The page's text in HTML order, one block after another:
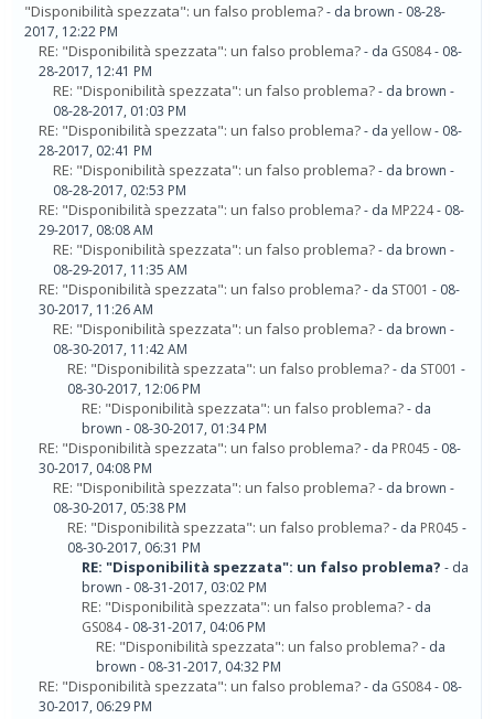
"Disponibilità spezzata": un falso problema?- da brown - 08-28-
2017, 12:22 PM
RE: "Disponibilità spezzata": un falso problema?- da GS084- 08-
28-2017, 12:41 PM
RE: "Disponibilità spezzata": un falso problema?- da brown -
08-28-2017, 01:03 PM
RE: "Disponibilità spezzata": un falso problema?- da yellow- 08-
28-2017, 02:41 PM
RE: "Disponibilità spezzata": un falso problema?- da brown -
08-28-2017, 02:53 PM
RE: "Disponibilità spezzata": un falso problema?- da MP224- 08-
29-2017, 08:08 AM
RE: "Disponibilità spezzata": un falso problema?- da brown -
08-29-2017, 11:35 AM
RE: "Disponibilità spezzata": un falso problema?- da ST001 - 08-
30-2017, 11:26 AM
RE: "Disponibilità spezzata": un falso problema?- da brown -
08-30-2017, 11:42 AM
RE: "Disponibilità spezzata": un falso problema?- da ST001 -
08-30-2017, 12:06 PM
RE: "Disponibilità spezzata": un falso problema?- da
brown - 08-30-2017, 01:34 PM
RE: "Disponibilità spezzata": un falso problema?- da PR045 - 08-
30-2017, 04:08 PM
RE: "Disponibilità spezzata": un falso problema?- da brown -
08-30-2017, 05:38 PM
RE: "Disponibilità spezzata": un falso problema?- da PR045 -
08-30-2017, 06:31 PM
RE: "Disponibilità spezzata": un falso problema? - da
brown - 08-31-2017, 03:02 PM
RE: "Disponibilità spezzata": un falso problema?- da
GS084- 08-31-2017, 04:06 PM
RE: "Disponibilità spezzata": un falso problema?- da
brown - 08-31-2017, 04:32 PM
RE: "Disponibilità spezzata": un falso problema?- da GS084- 08-
30-2017, 06:29 PM